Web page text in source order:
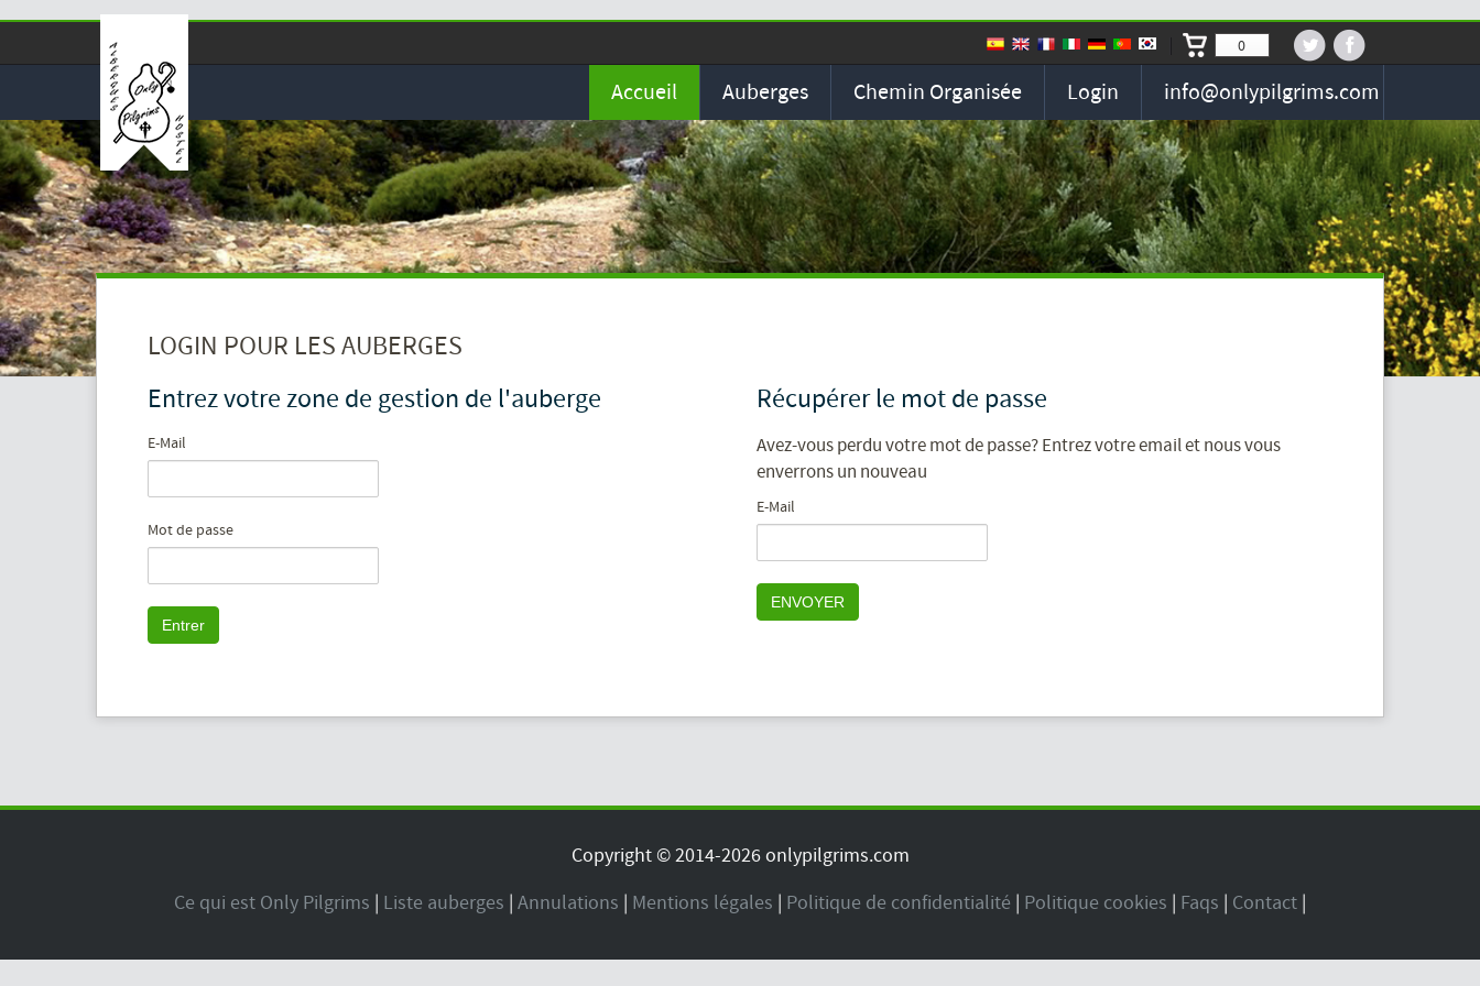
0
Accueil Auberges Chemin Organisée Login info@onlypilgrims.com
LOGIN POUR LES AUBERGES
Entrez votre zone de gestion de l'auberge
E-Mail
Mot de passe
Entrer
Récupérer le mot de passe
Avez-vous perdu votre mot de passe? Entrez votre email et nous vous
enverrons un nouveau
E-Mail
ENVOYER
Copyright © 2014-2026 onlypilgrims.com
Ce qui est Only Pilgrims | Liste auberges | Annulations | Mentions légales | Politique de confidentialité | Politique cookies | Faqs | Contact |